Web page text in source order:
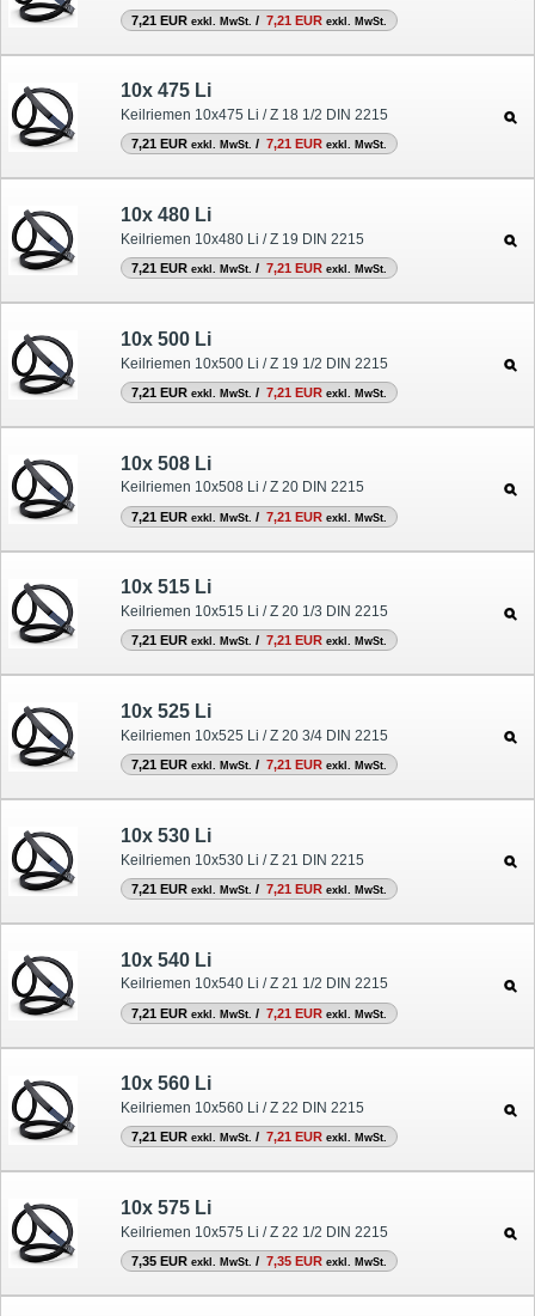
7,21 EUR exkl. MwSt. / 7,21 EUR exkl. MwSt.
10x 475 Li
Keilriemen 10x475 Li / Z 18 1/2 DIN 2215
7,21 EUR exkl. MwSt. / 7,21 EUR exkl. MwSt.
10x 480 Li
Keilriemen 10x480 Li / Z 19 DIN 2215
7,21 EUR exkl. MwSt. / 7,21 EUR exkl. MwSt.
10x 500 Li
Keilriemen 10x500 Li / Z 19 1/2 DIN 2215
7,21 EUR exkl. MwSt. / 7,21 EUR exkl. MwSt.
10x 508 Li
Keilriemen 10x508 Li / Z 20 DIN 2215
7,21 EUR exkl. MwSt. / 7,21 EUR exkl. MwSt.
10x 515 Li
Keilriemen 10x515 Li / Z 20 1/3 DIN 2215
7,21 EUR exkl. MwSt. / 7,21 EUR exkl. MwSt.
10x 525 Li
Keilriemen 10x525 Li / Z 20 3/4 DIN 2215
7,21 EUR exkl. MwSt. / 7,21 EUR exkl. MwSt.
10x 530 Li
Keilriemen 10x530 Li / Z 21 DIN 2215
7,21 EUR exkl. MwSt. / 7,21 EUR exkl. MwSt.
10x 540 Li
Keilriemen 10x540 Li / Z 21 1/2 DIN 2215
7,21 EUR exkl. MwSt. / 7,21 EUR exkl. MwSt.
10x 560 Li
Keilriemen 10x560 Li / Z 22 DIN 2215
7,21 EUR exkl. MwSt. / 7,21 EUR exkl. MwSt.
10x 575 Li
Keilriemen 10x575 Li / Z 22 1/2 DIN 2215
7,35 EUR exkl. MwSt. / 7,35 EUR exkl. MwSt.